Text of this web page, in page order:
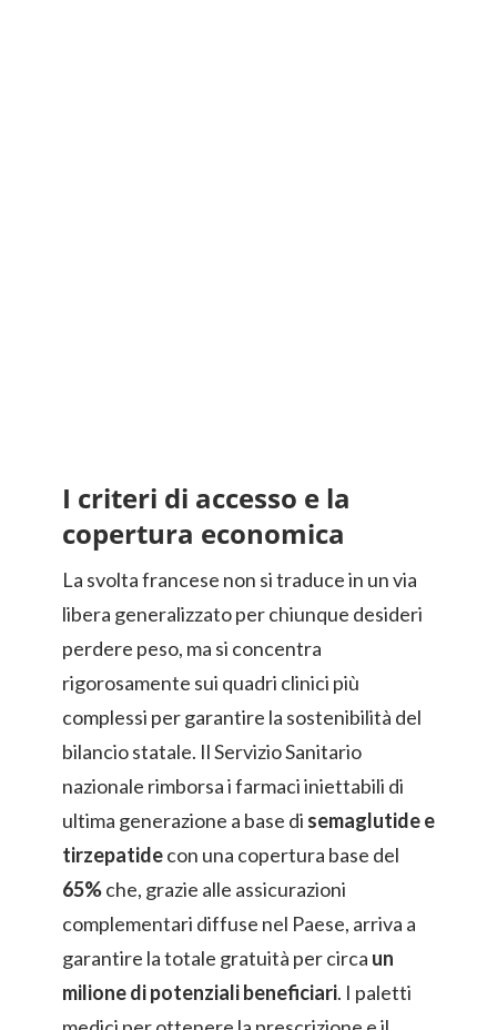
I criteri di accesso e la
copertura economica
La svolta francese non si traduce in un via
libera generalizzato per chiunque desideri
perdere peso, ma si concentra
rigorosamente sui quadri clinici più
complessi per garantire la sostenibilità del
bilancio statale. Il Servizio Sanitario
nazionale rimborsa i farmaci iniettabili di
ultima generazione a base di semaglutide e
tirzepatidecon una copertura base del
65%che, grazie alle assicurazioni
complementari diffuse nel Paese, arriva a
garantire la totale gratuità per circa un
milione di potenziali beneficiari. I paletti